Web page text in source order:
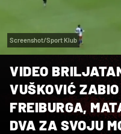
Screenshot/Sport Klub
VIDEO
VUŠKOVIĆ
FREIBURGA,
DVA ZA SVOJU